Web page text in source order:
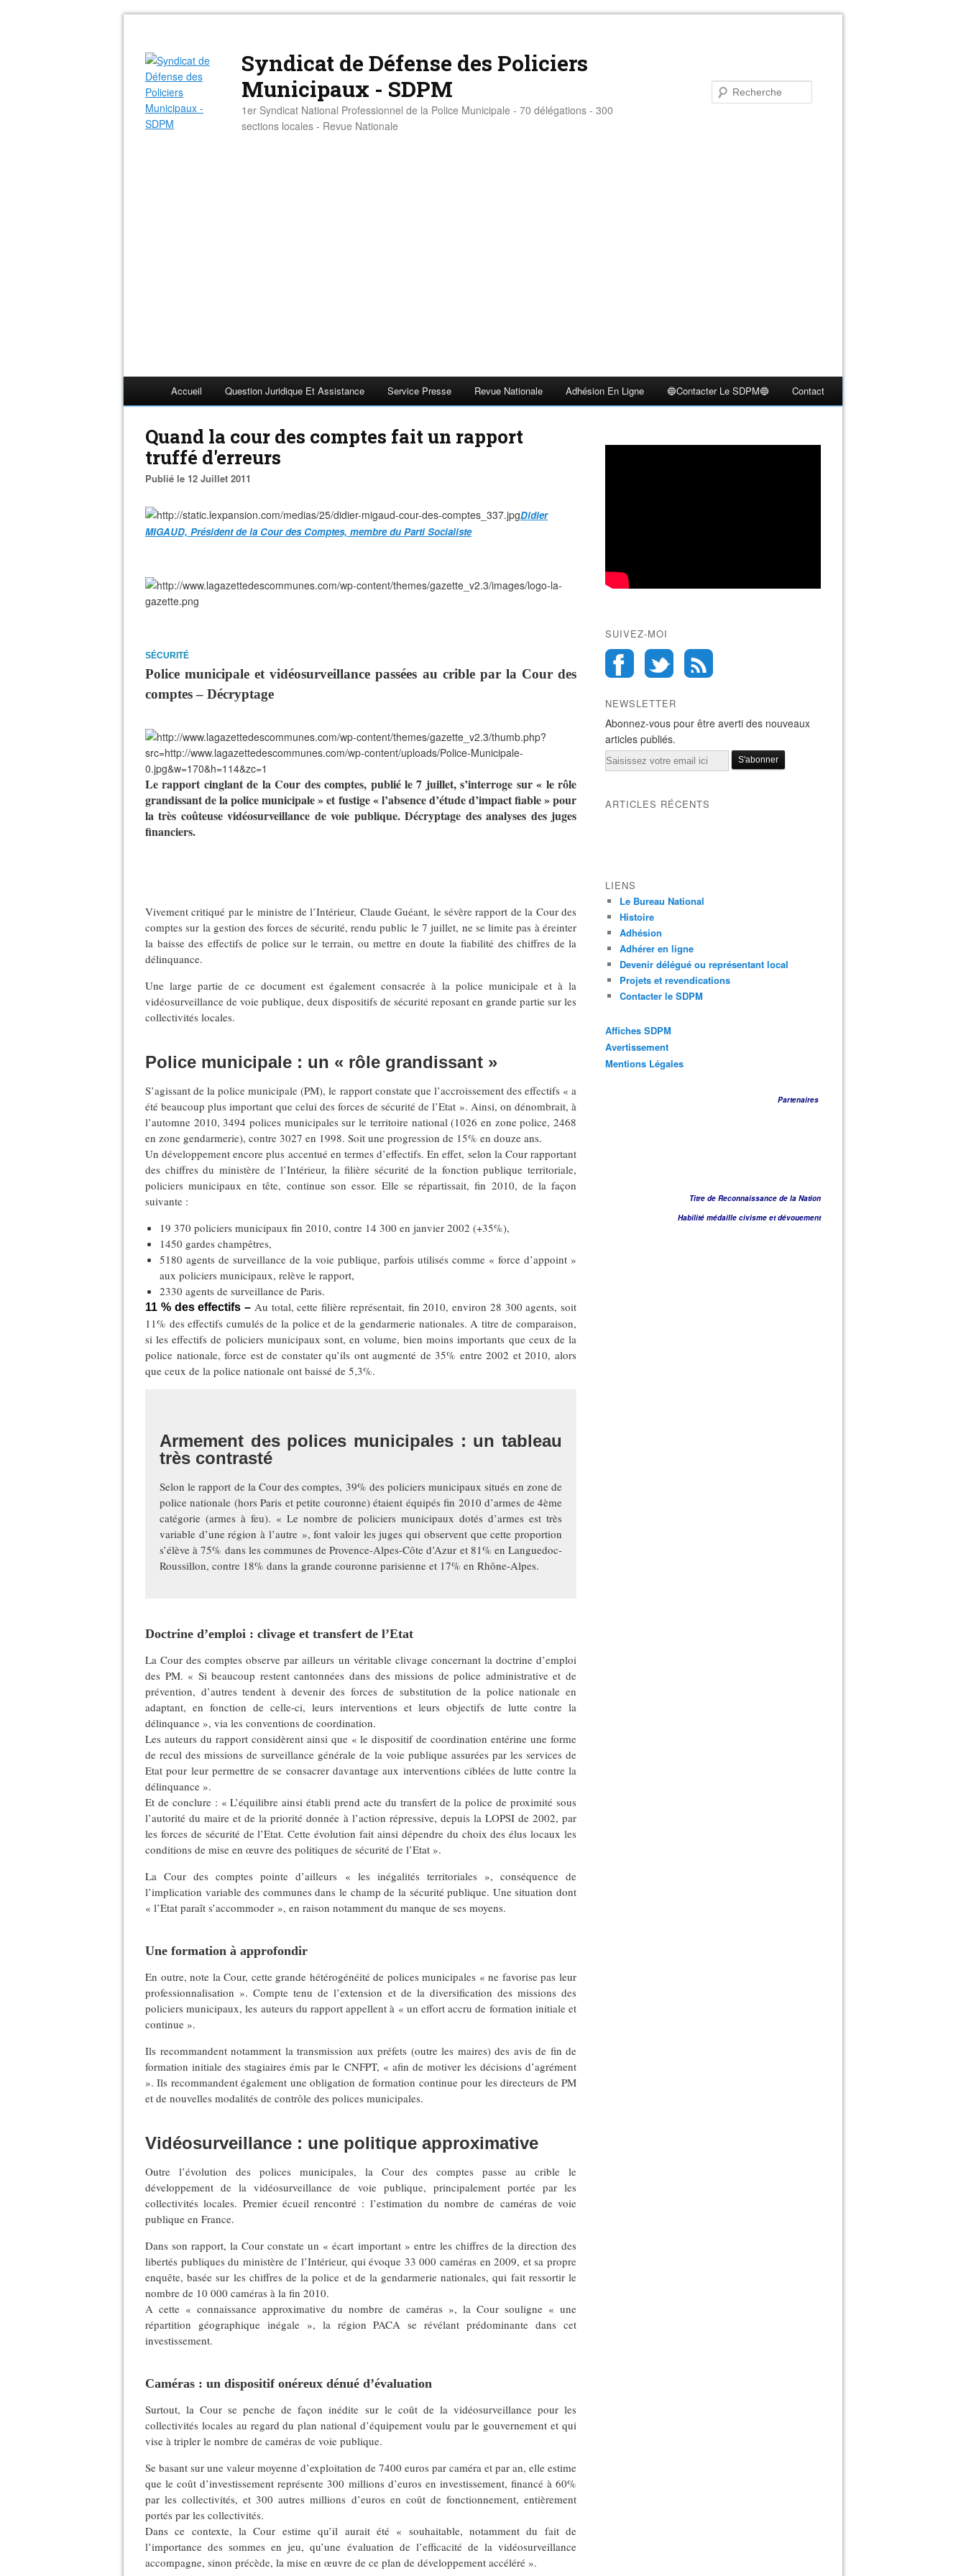
Syndicat de Défense des Policiers
Municipaux - SDPM
1er Syndicat National Professionnel de la Police Municipale - 70 délégations - 300
sections locales - Revue Nationale
Accueil Question Juridique Et Assistance Service Presse Revue Nationale Adhésion En Ligne 🔵Contacter Le SDPM🔵 Contact
Quand la cour des comptes fait un rapport
truffé d'erreurs
Publié le 12 Juillet 2011
Didier
MIGAUD, Président de la Cour des Comptes, membre du Parti Socialiste
SÉCURITÉ
Police municipale et vidéosurveillance passées au crible par la Cour des
comptes – Décryptage
Le rapport cinglant de la Cour des comptes, publié le 7 juillet, s’interroge sur « le rôle
grandissant de la police municipale » et fustige « l’absence d’étude d’impact fiable » pour
la très coûteuse vidéosurveillance de voie publique. Décryptage des analyses des juges
financiers.
Vivement critiqué par le ministre de l’Intérieur, Claude Guéant, le sévère rapport de la Cour des
comptes sur la gestion des forces de sécurité, rendu public le 7 juillet, ne se limite pas à éreinter
la baisse des effectifs de police sur le terrain, ou mettre en doute la fiabilité des chiffres de la
délinquance.
Une large partie de ce document est également consacrée à la police municipale et à la
vidéosurveillance de voie publique, deux dispositifs de sécurité reposant en grande partie sur les
collectivités locales.
Police municipale : un « rôle grandissant »
S’agissant de la police municipale (PM), le rapport constate que l’accroissement des effectifs « a
été beaucoup plus important que celui des forces de sécurité de l’Etat ». Ainsi, on dénombrait, à
l’automne 2010, 3494 polices municipales sur le territoire national (1026 en zone police, 2468
en zone gendarmerie), contre 3027 en 1998. Soit une progression de 15% en douze ans.
Un développement encore plus accentué en termes d’effectifs. En effet, selon la Cour rapportant
des chiffres du ministère de l’Intérieur, la filière sécurité de la fonction publique territoriale,
policiers municipaux en tête, continue son essor. Elle se répartissait, fin 2010, de la façon
suivante :
19 370 policiers municipaux fin 2010, contre 14 300 en janvier 2002 (+35%),
1450 gardes champêtres,
5180 agents de surveillance de la voie publique, parfois utilisés comme « force d’appoint »
aux policiers municipaux, relève le rapport,
2330 agents de surveillance de Paris.
11 % des effectifs – Au total, cette filière représentait, fin 2010, environ 28 300 agents, soit
11% des effectifs cumulés de la police et de la gendarmerie nationales. A titre de comparaison,
si les effectifs de policiers municipaux sont, en volume, bien moins importants que ceux de la
police nationale, force est de constater qu’ils ont augmenté de 35% entre 2002 et 2010, alors
que ceux de la police nationale ont baissé de 5,3%.
Armement des polices municipales : un tableau
très contrasté
Selon le rapport de la Cour des comptes, 39% des policiers municipaux situés en zone de
police nationale (hors Paris et petite couronne) étaient équipés fin 2010 d’armes de 4ème
catégorie (armes à feu). « Le nombre de policiers municipaux dotés d’armes est très
variable d’une région à l’autre », font valoir les juges qui observent que cette proportion
s’élève à 75% dans les communes de Provence-Alpes-Côte d’Azur et 81% en Languedoc-
Roussillon, contre 18% dans la grande couronne parisienne et 17% en Rhône-Alpes.
Doctrine d’emploi : clivage et transfert de l’Etat
La Cour des comptes observe par ailleurs un véritable clivage concernant la doctrine d’emploi
des PM. « Si beaucoup restent cantonnées dans des missions de police administrative et de
prévention, d’autres tendent à devenir des forces de substitution de la police nationale en
adaptant, en fonction de celle-ci, leurs interventions et leurs objectifs de lutte contre la
délinquance », via les conventions de coordination.
Les auteurs du rapport considèrent ainsi que « le dispositif de coordination entérine une forme
de recul des missions de surveillance générale de la voie publique assurées par les services de
Etat pour leur permettre de se consacrer davantage aux interventions ciblées de lutte contre la
délinquance ».
Et de conclure : « L’équilibre ainsi établi prend acte du transfert de la police de proximité sous
l’autorité du maire et de la priorité donnée à l’action répressive, depuis la LOPSI de 2002, par
les forces de sécurité de l’Etat. Cette évolution fait ainsi dépendre du choix des élus locaux les
conditions de mise en œuvre des politiques de sécurité de l’Etat ».
La Cour des comptes pointe d’ailleurs « les inégalités territoriales », conséquence de
l’implication variable des communes dans le champ de la sécurité publique. Une situation dont
« l’Etat paraît s’accommoder », en raison notamment du manque de ses moyens.
Une formation à approfondir
En outre, note la Cour, cette grande hétérogénéité de polices municipales « ne favorise pas leur
professionnalisation ». Compte tenu de l’extension et de la diversification des missions des
policiers municipaux, les auteurs du rapport appellent à « un effort accru de formation initiale et
continue ».
Ils recommandent notamment la transmission aux préfets (outre les maires) des avis de fin de
formation initiale des stagiaires émis par le CNFPT, « afin de motiver les décisions d’agrément
». Ils recommandent également une obligation de formation continue pour les directeurs de PM
et de nouvelles modalités de contrôle des polices municipales.
Vidéosurveillance : une politique approximative
Outre l’évolution des polices municipales, la Cour des comptes passe au crible le
développement de la vidéosurveillance de voie publique, principalement portée par les
collectivités locales. Premier écueil rencontré : l’estimation du nombre de caméras de voie
publique en France.
Dans son rapport, la Cour constate un « écart important » entre les chiffres de la direction des
libertés publiques du ministère de l’Intérieur, qui évoque 33 000 caméras en 2009, et sa propre
enquête, basée sur les chiffres de la police et de la gendarmerie nationales, qui fait ressortir le
nombre de 10 000 caméras à la fin 2010.
A cette « connaissance approximative du nombre de caméras », la Cour souligne « une
répartition géographique inégale », la région PACA se révélant prédominante dans cet
investissement.
Caméras : un dispositif onéreux dénué d’évaluation
Surtout, la Cour se penche de façon inédite sur le coût de la vidéosurveillance pour les
collectivités locales au regard du plan national d’équipement voulu par le gouvernement et qui
vise à tripler le nombre de caméras de voie publique.
Se basant sur une valeur moyenne d’exploitation de 7400 euros par caméra et par an, elle estime
que le coût d’investissement représente 300 millions d’euros en investissement, financé à 60%
par les collectivités, et 300 autres millions d’euros en coût de fonctionnement, entièrement
portés par les collectivités.
Dans ce contexte, la Cour estime qu’il aurait été « souhaitable, notamment du fait de
l’importance des sommes en jeu, qu’une évaluation de l’efficacité de la vidéosurveillance
accompagne, sinon précède, la mise en œuvre de ce plan de développement accéléré ».
SUIVEZ-MOI
NEWSLETTER
Abonnez-vous pour être averti des nouveaux
articles publiés.
Email
ARTICLES RÉCENTS
LIENS
Le Bureau National
Histoire
Adhésion
Adhérer en ligne
Devenir délégué ou représentant local
Projets et revendications
Contacter le SDPM
Affiches SDPM
Avertissement
Mentions Légales
Partenaires
Titre de Reconnaissance de la Nation
Habilité médaille civisme et dévouement